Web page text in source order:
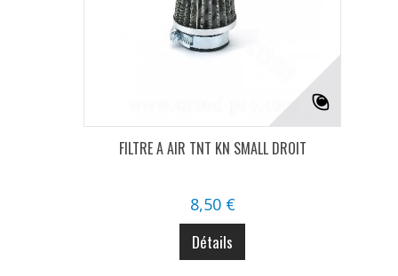
FILTRE A AIR TNT KN SMALL DROIT
8,50 €
Détails